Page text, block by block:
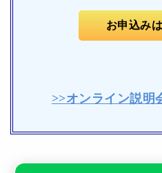
お申込み
>>オンライン説明